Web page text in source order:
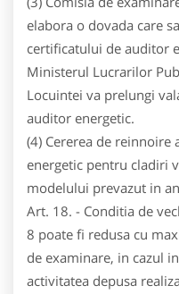
elabora o dovada care
certificatului de auditor
Ministerul Lucrarilor
Locuintei va prelungi
auditor energetic.
(4) Cererea de
energetic pentru cladiri
modelului prevazut in
Art. 18. - Conditia de
8 poate fi redusa cu
de examinare, in cazul
activitatea depusa